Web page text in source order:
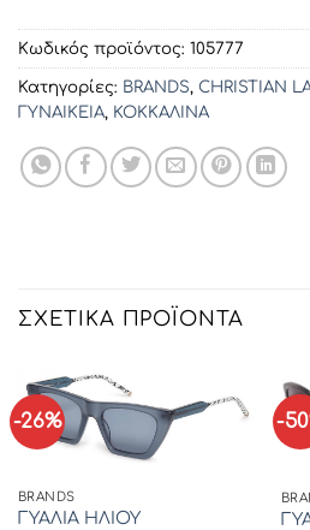
Κωδικός προϊόντος: 105777
Κατηγορίες: BRANDS, CHRISTIAN
ΓΥΝΑΙΚΕΙΑ, ΚΟΚΚΑΛΙΝΑ
ΣΧΕΤΙΚΆ ΠΡΟΪΌΝΤΑ
-26%
BRANDS
ΓΥΑΛΙΑ ΗΛΙΟΥ
-